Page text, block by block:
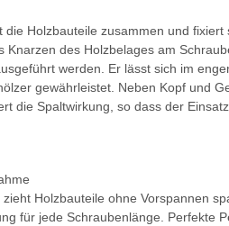
die Holzbauteile zusammen und
des Holzbelages am
werden. Er lässt sich im
gewährleistet. Neben Kopf und
die Spaltwirkung, so dass der
Holzbauteile ohne Vorspannen
für jede Schraubenlänge. Perfekte